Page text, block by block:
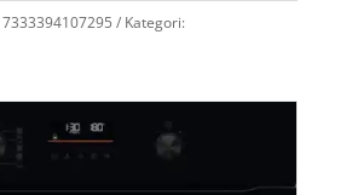
7333394107295
Kategori: